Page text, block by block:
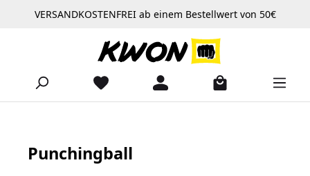
Zum Hauptinhalt springen
VERSANDKOSTENFREI ab einem Bestellwert von 50€
Punchingball